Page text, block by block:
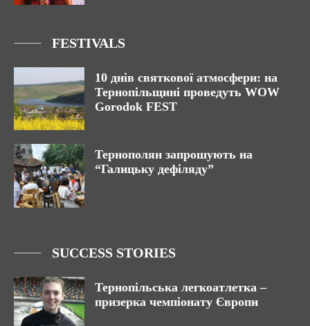
FESTIVALS
10 днів святкової атмосфери: на
Тернопільщині проведуть WOW
Gorodok FEST
Тернополян запрошують на
“Галицьку дефіляду”
SUCCESS STORIES
Тернопільська легкоатлетка –
призерка чемпіонату Європи